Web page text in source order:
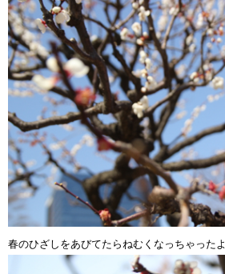
春のひざしをあびてたらねむくなっちゃったよ